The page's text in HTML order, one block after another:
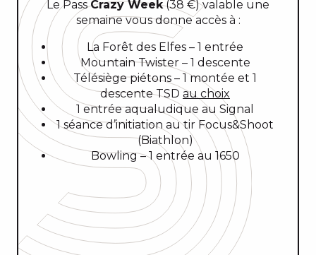
Le PassCrazy Week(38 €) valable une
semaine vous donne accès à :
La Forêt des Elfes – 1 entrée
Mountain Twister – 1 descente
Télésiège piétons – 1 montée et 1
descente TSD au choix
1 entrée aqualudique au Signal
1 séance d’initiation au tir Focus&Shoot
(Biathlon)
Bowling – 1 entrée au 1650